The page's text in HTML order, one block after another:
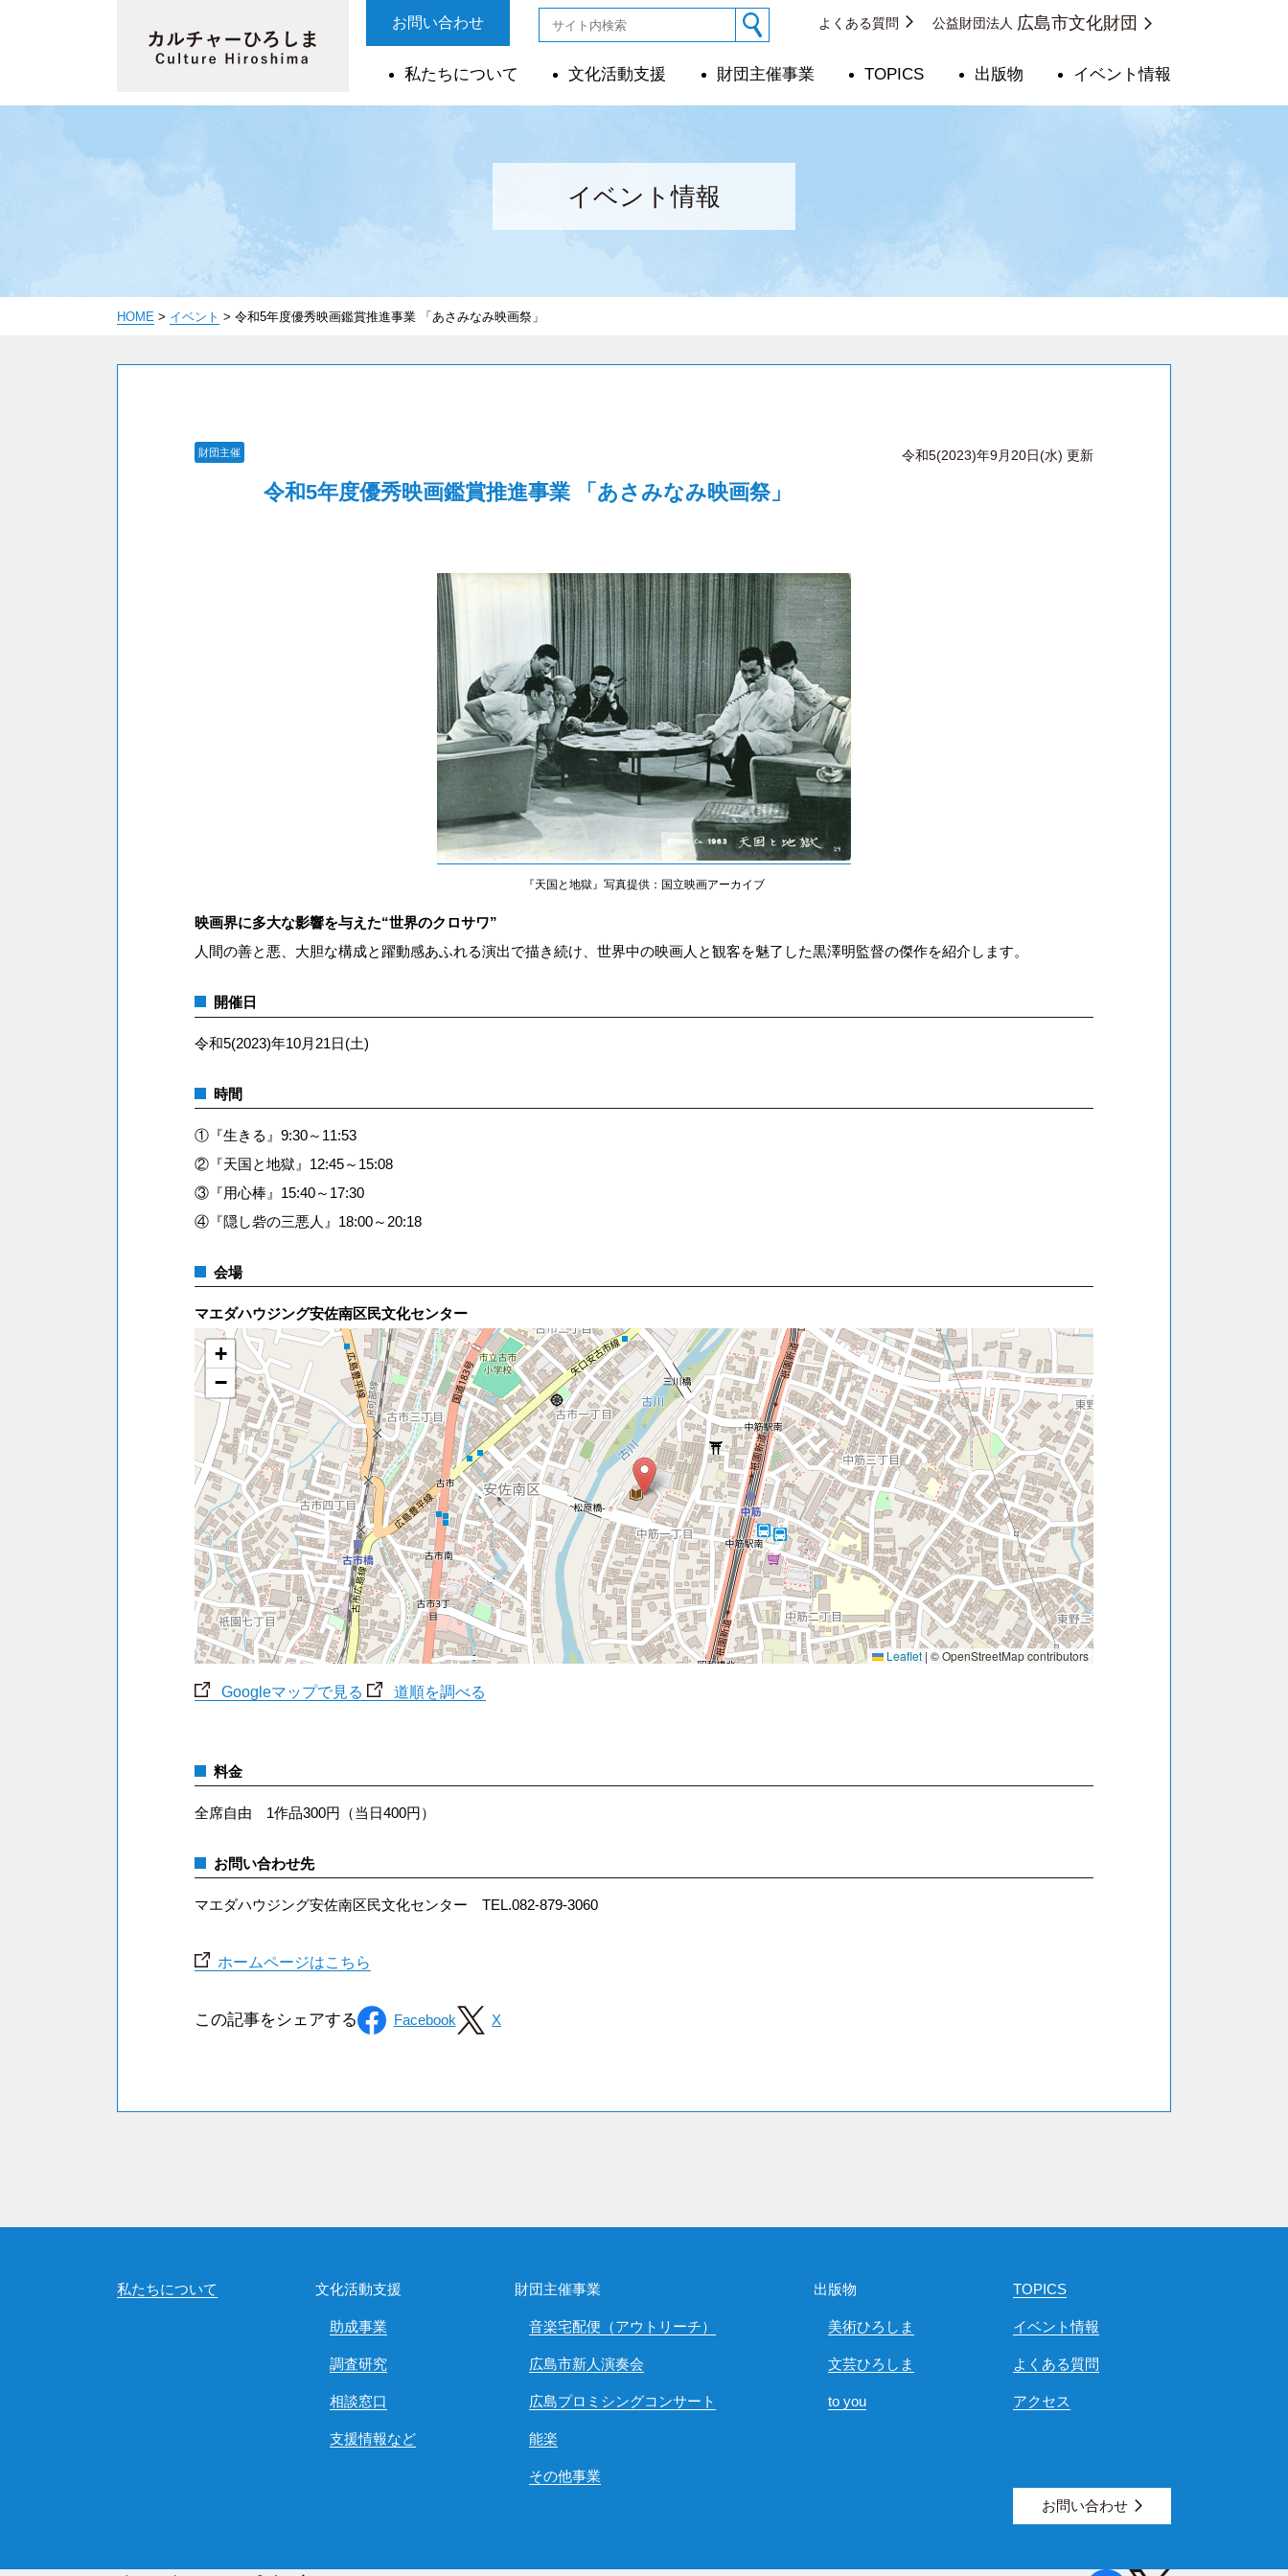
お問い合わせ よくある質問 公益財団法人 広島市文化財団
私たちについて 文化活動支援 財団主催事業 TOPICS 出版物 イベント情報
イベント情報
HOME > イベント > 令和5年度優秀映画鑑賞推進事業 「あさみなみ映画祭」
令和5(2023)年9月20日(水) 更新
財団主催
令和5年度優秀映画鑑賞推進事業 「あさみなみ映画祭」
『天国と地獄』写真提供：国立映画アーカイブ
映画界に多大な影響を与えた“世界のクロサワ”
人間の善と悪、大胆な構成と躍動感あふれる演出で描き続け、世界中の映画人と観客を魅了した黒澤明監督の傑作を紹介します。
開催日
令和5(2023)年10月21日(土)
時間
①『生きる』9:30～11:53
②『天国と地獄』12:45～15:08
③『用心棒』15:40～17:30
④『隠し砦の三悪人』18:00～20:18
会場
マエダハウジング安佐南区民文化センター
+
−
Leaflet | © OpenStreetMap contributors
Googleマップで見る 道順を調べる
料金
全席自由 1作品300円（当日400円）
お問い合わせ先
マエダハウジング安佐南区民文化センター TEL.082-879-3060
ホームページはこちら
私たちについて 文化活動支援
助成事業
調査研究
相談窓口
支援情報など
財団主催事業
音楽宅配便（アウトリーチ）
広島市新人演奏会
広島プロミシングコンサート
能楽
その他事業
出版物
美術ひろしま
文芸ひろしま
to you
TOPICS
イベント情報
よくある質問
アクセス
お問い合わせ